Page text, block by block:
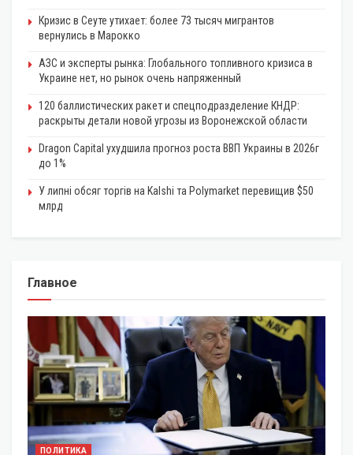
Кризис в Сеуте утихает: более 73 тысяч мигрантов
вернулись в Марокко
АЗС и эксперты рынка: Глобального топливного кризиса в
Украине нет, но рынок очень напряженный
120 баллистических ракет и спецподразделение КНДР:
раскрыты детали новой угрозы из Воронежской области
Dragon Capital ухудшила прогноз роста ВВП Украины в 2026г
до 1%
У липні обсяг торгів на Kalshi та Polymarket перевищив $50
млрд
Главное
ПОЛИТИКА